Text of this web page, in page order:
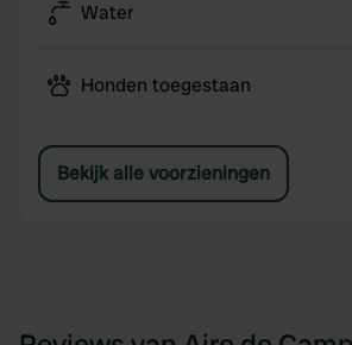
Water
Honden toegestaan
Bekijk alle voorzieningen